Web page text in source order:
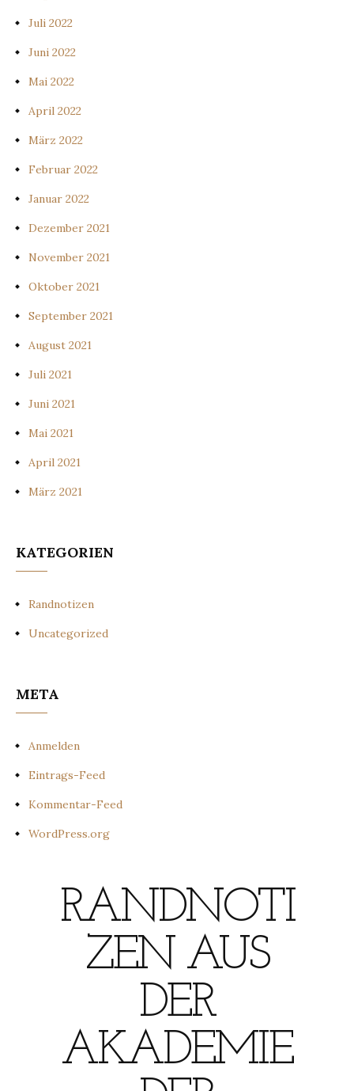
Juli 2022
Juni 2022
Mai 2022
April 2022
März 2022
Februar 2022
Januar 2022
Dezember 2021
November 2021
Oktober 2021
September 2021
August 2021
Juli 2021
Juni 2021
Mai 2021
April 2021
März 2021
KATEGORIEN
Randnotizen
Uncategorized
META
Anmelden
Eintrags-Feed
Kommentar-Feed
WordPress.org
RANDNOTI
ZEN AUS
DER
AKADEMIE